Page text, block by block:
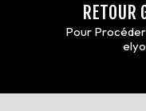
RETOUR
Pour